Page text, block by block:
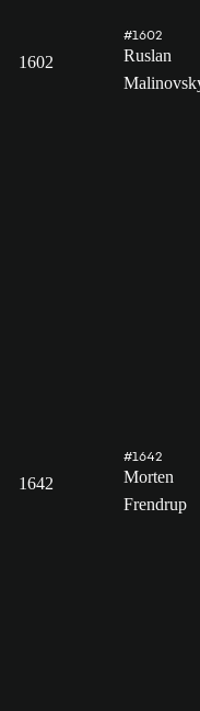
1602
#1602
Ruslan
1642
#1642
Morten
Frendrup